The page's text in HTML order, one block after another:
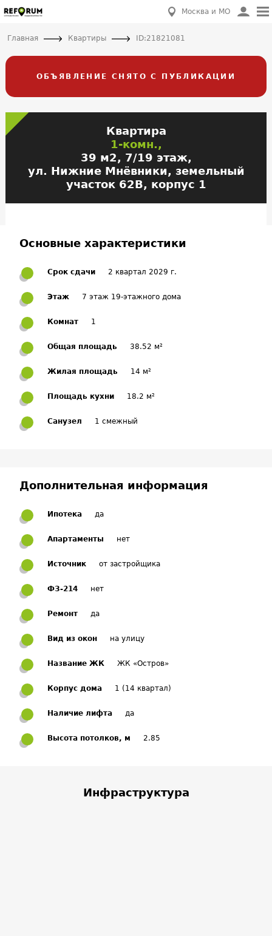
Москва и МО
Главная Квартиры ID:21821081
ОБЪЯВЛЕНИЕ СНЯТО С ПУБЛИКАЦИИ
Квартира
1-комн.,
39 м2, 7/19 этаж,
ул. Нижние Мнёвники, земельный
участок 62В, корпус 1
Основные характеристики
Срок сдачи 2 квартал 2029 г.
Этаж 7 этаж 19-этажного дома
Комнат 1
Общая площадь 38.52 м²
Жилая площадь 14 м²
Площадь кухни 18.2 м²
Санузел 1 смежный
Дополнительная информация
Ипотека да
Апартаменты нет
Источник от застройщика
ФЗ-214 нет
Ремонт да
Вид из окон на улицу
Название ЖК ЖК «Остров»
Корпус дома 1 (14 квартал)
Наличие лифта да
Высота потолков, м 2.85
Инфраструктура